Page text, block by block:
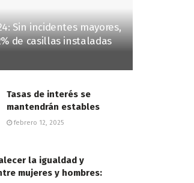
Sin incidentes mayores,
de casillas instaladas
Tasas de interés se
mantendrán estables
febrero 12, 2025
la igualdad y
mujeres y hombres: